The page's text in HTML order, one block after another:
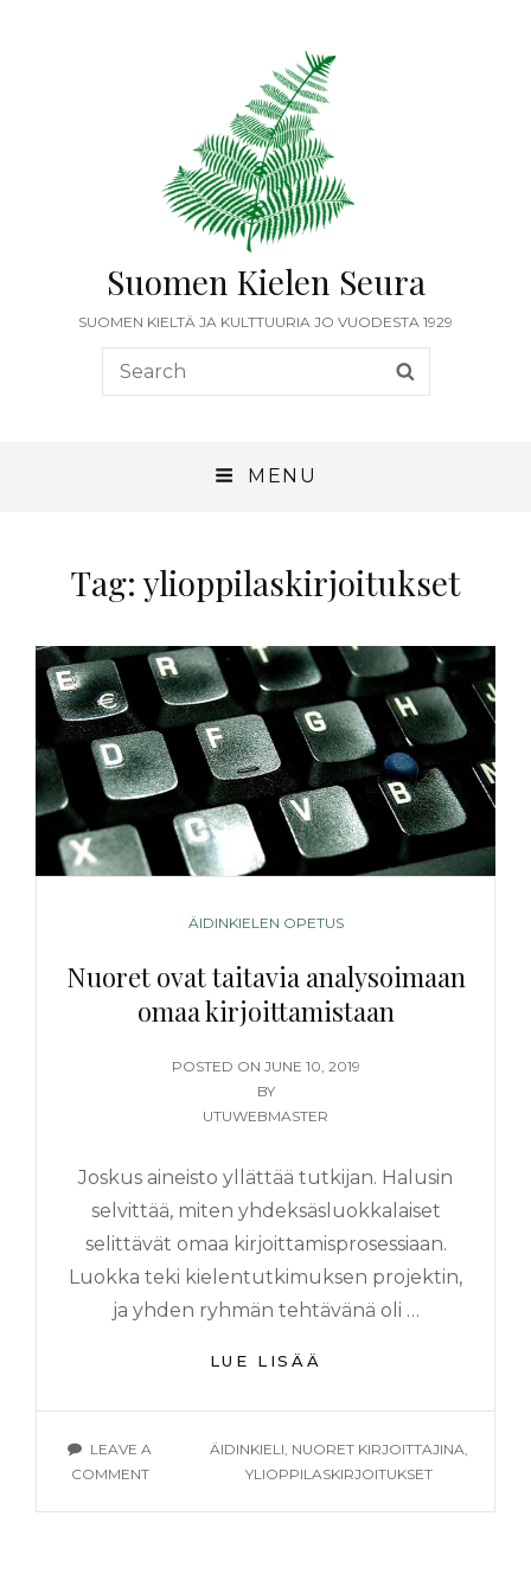
Suomen Kielen Seura
SUOMEN KIELTÄ JA KULTTUURIA JO VUODESTA 1929
Search
for:
MENU
Tag:ylioppilaskirjoitukset
CATEGORIES
ÄIDINKIELEN OPETUS
Nuoret ovat taitavia analysoimaan
omaa kirjoittamistaan
POSTED ON POSTED
ON
JUNE 10, 2019
BY
UTUWEBMASTER
Joskus aineisto yllättää tutkijan. Halusin
selvittää, miten yhdeksäsluokkalaiset
selittävät omaa kirjoittamisprosessiaan.
Luokka teki kielentutkimuksen projektin,
ja yhden ryhmän tehtävänä oli …
LUE LISÄÄ
TAITAVIA
OMAA
LEAVE A
COMMENTON
TAGS
ÄIDINKIELI NUORET KIRJOITTAJINA
YLIOPPILASKIRJOITUKSET